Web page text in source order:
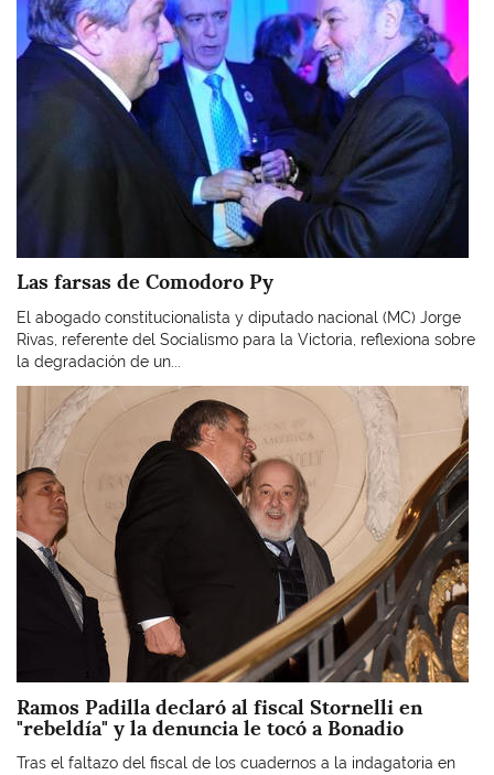
Las farsas de Comodoro Py
El abogado constitucionalista y diputado nacional (MC) Jorge
Rivas, referente del Socialismo para la Victoria, reflexiona sobre
la degradación de un...
Imagen
Ramos Padilla declaró al fiscal Stornelli en
"rebeldía" y la denuncia le tocó a Bonadio
Tras el faltazo del fiscal de los cuadernos a la indagatoria en